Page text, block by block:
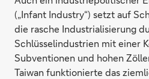
(„Infant Industry“) setzt auf
die rasche Industrialisierung
Schlüsselindustrien mit einer
Subventionen und hohen
Taiwan funktionierte das